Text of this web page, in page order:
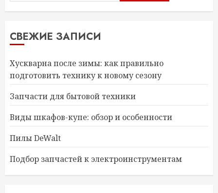
СВЕЖИЕ ЗАПИСИ
Хускварна после зимы: как правильно
подготовить технику к новому сезону
Запчасти для бытовой техники
Виды шкафов-купе: обзор и особенности
Пилы DeWalt
Подбор запчастей к электроинструментам